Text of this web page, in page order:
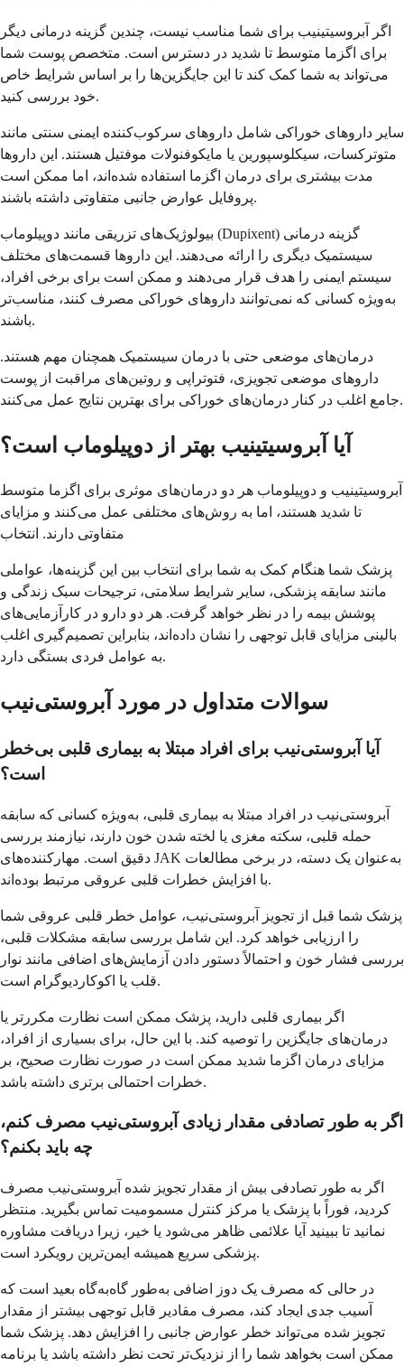
اگر آبروسیتینیب برای شما مناسب نیست، چندین گزینه درمانی دیگر
برای اگزما متوسط ​​تا شدید در دسترس است. متخصص پوست شما
می‌تواند به شما کمک کند تا این جایگزین‌ها را بر اساس شرایط خاص
خود بررسی کنید.
سایر داروهای خوراکی شامل داروهای سرکوب‌کننده ایمنی سنتی مانند
متوترکسات، سیکلوسپورین یا مایکوفنولات موفتیل هستند. این داروها
مدت بیشتری برای درمان اگزما استفاده شده‌اند، اما ممکن است
پروفایل عوارض جانبی متفاوتی داشته باشند.
بیولوژیک‌های تزریقی مانند دوپیلوماب (Dupixent) گزینه درمانی
سیستمیک دیگری را ارائه می‌دهند. این داروها قسمت‌های مختلف
سیستم ایمنی را هدف قرار می‌دهند و ممکن است برای برخی افراد،
به‌ویژه کسانی که نمی‌توانند داروهای خوراکی مصرف کنند، مناسب‌تر
باشند.
درمان‌های موضعی حتی با درمان سیستمیک همچنان مهم هستند.
داروهای موضعی تجویزی، فتوتراپی و روتین‌های مراقبت از پوست
جامع اغلب در کنار درمان‌های خوراکی برای بهترین نتایج عمل می‌کنند.
آیا آبروسیتینیب بهتر از دوپیلوماب است؟
آبروسیتینیب و دوپیلوماب هر دو درمان‌های موثری برای اگزما متوسط
​​تا شدید هستند، اما به روش‌های مختلفی عمل می‌کنند و مزایای
متفاوتی دارند. انتخاب
پزشک شما هنگام کمک به شما برای انتخاب بین این گزینه‌ها، عواملی
مانند سابقه پزشکی، سایر شرایط سلامتی، ترجیحات سبک زندگی و
پوشش بیمه را در نظر خواهد گرفت. هر دو دارو در کارآزمایی‌های
بالینی مزایای قابل توجهی را نشان داده‌اند، بنابراین تصمیم‌گیری اغلب
به عوامل فردی بستگی دارد.
سوالات متداول در مورد آبروستی‌نیب
آیا آبروستی‌نیب برای افراد مبتلا به بیماری قلبی بی‌خطر
است؟
آبروستی‌نیب در افراد مبتلا به بیماری قلبی، به‌ویژه کسانی که سابقه
حمله قلبی، سکته مغزی یا لخته شدن خون دارند، نیازمند بررسی
دقیق است. مهارکننده‌های JAK به‌عنوان یک دسته، در برخی مطالعات
با افزایش خطرات قلبی عروقی مرتبط بوده‌اند.
پزشک شما قبل از تجویز آبروستی‌نیب، عوامل خطر قلبی عروقی شما
را ارزیابی خواهد کرد. این شامل بررسی سابقه مشکلات قلبی،
بررسی فشار خون و احتمالاً دستور دادن آزمایش‌های اضافی مانند نوار
قلب یا اکوکاردیوگرام است.
اگر بیماری قلبی دارید، پزشک ممکن است نظارت مکررتر یا
درمان‌های جایگزین را توصیه کند. با این حال، برای بسیاری از افراد،
مزایای درمان اگزما شدید ممکن است در صورت نظارت صحیح، بر
خطرات احتمالی برتری داشته باشد.
اگر به طور تصادفی مقدار زیادی آبروستی‌نیب مصرف کنم،
چه باید بکنم؟
اگر به طور تصادفی بیش از مقدار تجویز شده آبروستی‌نیب مصرف
کردید، فوراً با پزشک یا مرکز کنترل مسمومیت تماس بگیرید. منتظر
نمانید تا ببینید آیا علائمی ظاهر می‌شود یا خیر، زیرا دریافت مشاوره
پزشکی سریع همیشه ایمن‌ترین رویکرد است.
در حالی که مصرف یک دوز اضافی به‌طور گاه‌به‌گاه بعید است که
آسیب جدی ایجاد کند، مصرف مقادیر قابل توجهی بیشتر از مقدار
تجویز شده می‌تواند خطر عوارض جانبی را افزایش دهد. پزشک شما
ممکن است بخواهد شما را از نزدیک‌تر تحت نظر داشته باشد یا برنامه